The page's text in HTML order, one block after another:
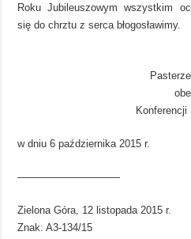
Roku Jubileuszowym wszystkim
się do chrztu z serca błogosławimy.
w dniu 6 października 2015 r.
——————————
Zielona Góra, 12 listopada 2015 r.
Znak: A3-134/15